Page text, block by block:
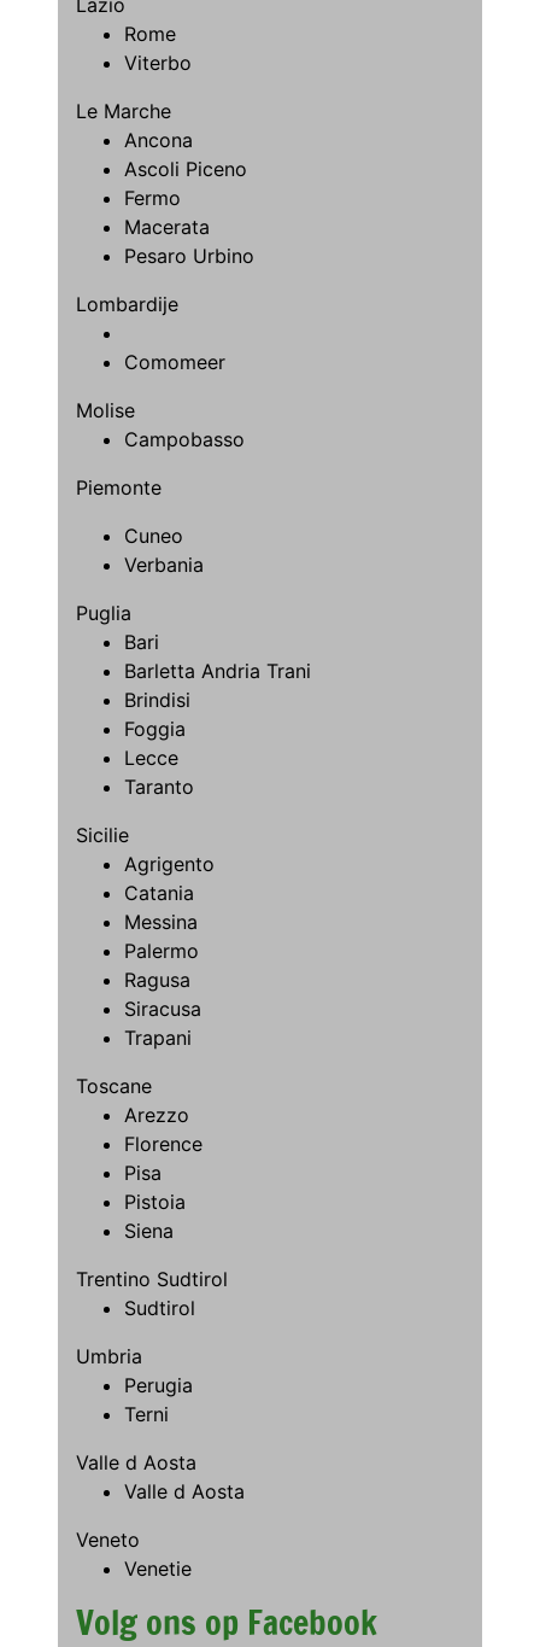
Rome
Viterbo
Le Marche
Ancona
Ascoli Piceno
Fermo
Macerata
Pesaro Urbino
Lombardije
Comomeer
Molise
Campobasso
Piemonte
Cuneo
Verbania
Puglia
Bari
Barletta Andria Trani
Brindisi
Foggia
Lecce
Taranto
Sicilie
Agrigento
Catania
Messina
Palermo
Ragusa
Siracusa
Trapani
Toscane
Arezzo
Florence
Pisa
Pistoia
Siena
Trentino Sudtirol
Sudtirol
Umbria
Perugia
Terni
Valle d Aosta
Valle d Aosta
Veneto
Venetie
Volg ons op Facebook